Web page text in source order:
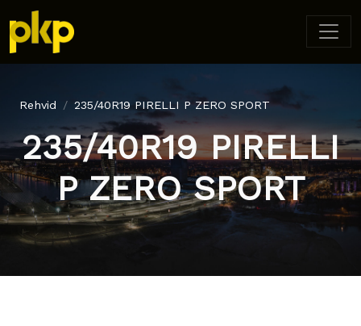
Rehvid 235/40R19 PIRELLI P ZERO SPORT
235/40R19 PIRELLI
P ZERO SPORT